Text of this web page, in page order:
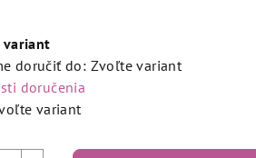
doručiť do: Zvoľte variant
doručenia
variant